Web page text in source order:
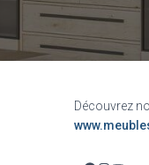
Découvrez